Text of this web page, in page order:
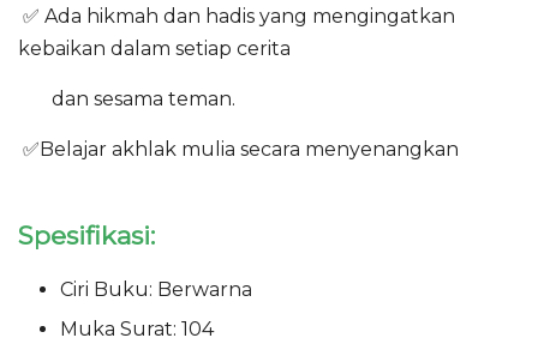
✅ Ada hikmah dan hadis yang mengingatkan
kebaikan dalam setiap cerita
dan sesama teman.
✅Belajar akhlak mulia secara menyenangkan
Spesifikasi:
Ciri Buku: Berwarna
Muka Surat: 104